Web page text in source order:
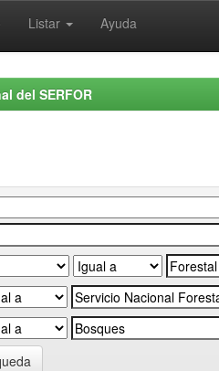
Listar Ayuda
del SERFOR